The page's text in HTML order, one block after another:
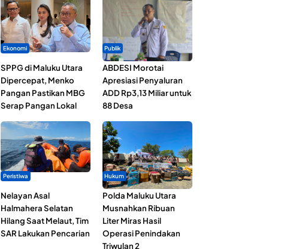
Ekonomi
SPPG di Maluku Utara
Dipercepat, Menko
Pangan Pastikan MBG
Serap Pangan Lokal
Publik
ABDESI Morotai
Apresiasi Penyaluran
ADD Rp3,13 Miliar untuk
88 Desa
Peristiwa
Nelayan Asal
Halmahera Selatan
Hilang Saat Melaut, Tim
SAR Lakukan Pencarian
Hukum
Polda Maluku Utara
Musnahkan Ribuan
Liter Miras Hasil
Operasi Penindakan
Triwulan 2